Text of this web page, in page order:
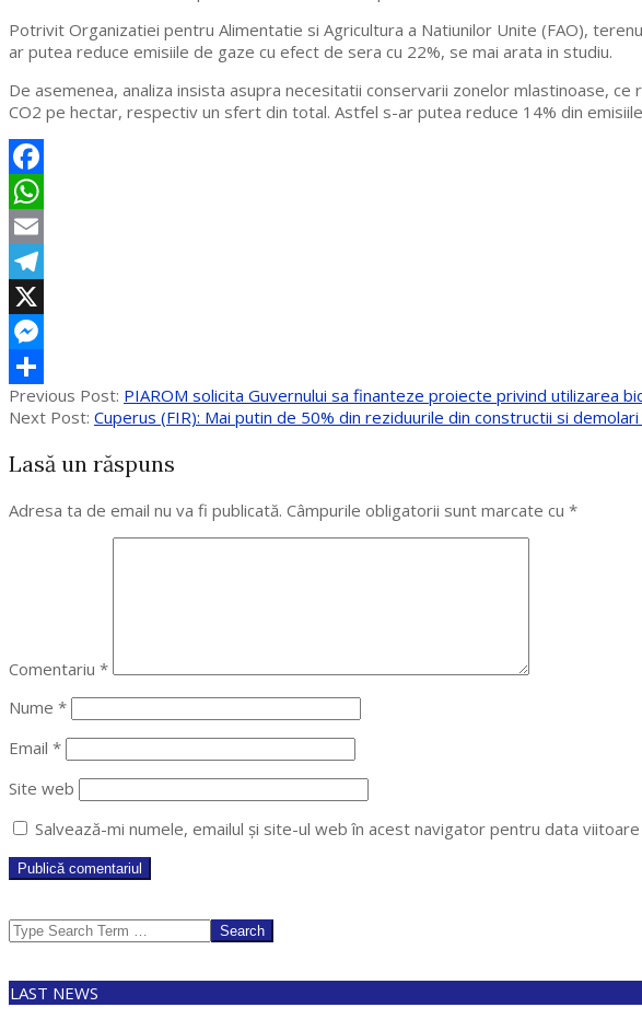
Potrivit Organizatiei pentru Alimentatie si Agricultura a Natiunilor Unite (FAO),
ar putea reduce emisiile de gaze cu efect de sera cu 22%, se mai arata in studiu.
De asemenea, analiza insista asupra necesitatii conservarii zonelor mlastinoase,
CO2 pe hectar, respectiv un sfert din total. Astfel s-ar putea reduce 14% din
Facebook
WhatsApp
Email
Telegram
X
Messenger
Partajează
2017-
10-
Previous Post: PIAROM solicita Guvernului sa finanteze proiecte privind utilizarea
Next Post: Cuperus (FIR): Mai putin de 50% din reziduurile din constructii si
Lasă un răspuns
Adresa ta de email nu va fi publicată. Câmpurile obligatorii sunt marcate cu *
Comentariu *
Nume *
Email *
Site web
Salvează-mi numele, emailul și site-ul web în acest navigator pentru data
Search
LAST NEWS